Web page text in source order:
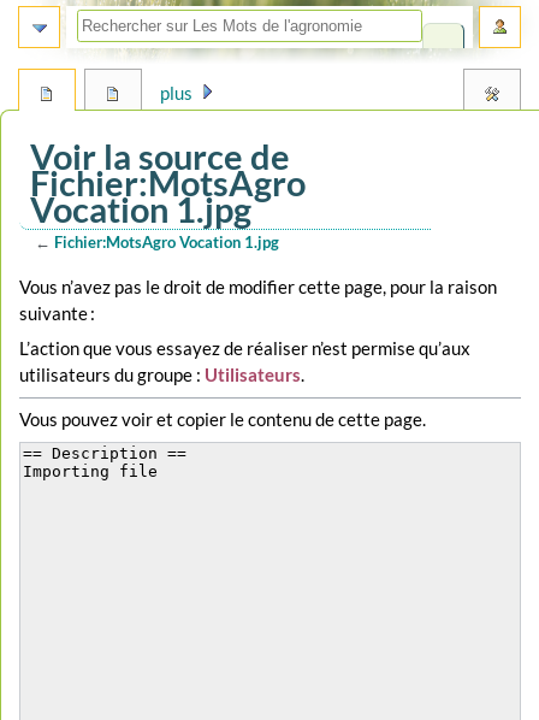
Voir la source de
Fichier:MotsAgro
Vocation 1.jpg
← Fichier:MotsAgro Vocation 1.jpg
Aller
à
la
navigation
Aller
à
la
recherche
Vous n’avez pas le droit de modifier cette page, pour la raison
suivante :
L’action que vous essayez de réaliser n’est permise qu’aux
utilisateurs du groupe : Utilisateurs.
Vous pouvez voir et copier le contenu de cette page.
plus